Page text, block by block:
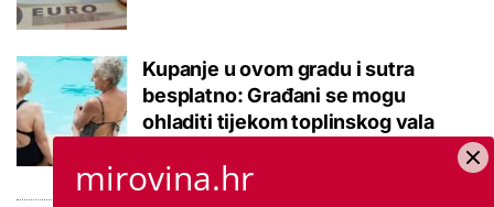
Kupanje u ovom gradu i sutra
besplatno: Građani se mogu
ohladiti tijekom toplinskog vala
mirovina.hr